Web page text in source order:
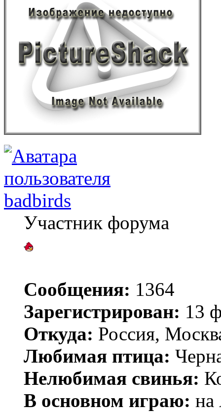
badbirds
Участник форума
Сообщения: 1364
Зарегистрирован: 13
Откуда: Россия,
Любимая птица:
Нелюбимая свинья:
В основном играю: на